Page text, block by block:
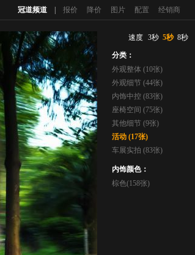
冠道频道 报价 降价 图片 配置 经销商
速度 3秒 5秒 8秒
分类：
外观整体 (10张)
外观细节 (44张)
内饰中控 (83张)
座椅空间 (75张)
其他细节 (9张)
活动 (17张)
车展实拍 (83张)
内饰颜色：
棕色(158张)